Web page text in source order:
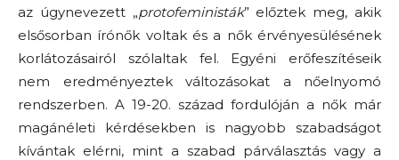
az úgynevezett „protofeministák” előztek meg, akik
elsősorban írónők voltak és a nők érvényesülésének
korlátozásairól szólaltak fel. Egyéni erőfeszítéseik
nem eredményeztek változásokat a nőelnyomó
rendszerben. A 19-20. század fordulóján a nők már
magánéleti kérdésekben is nagyobb szabadságot
kívántak elérni, mint a szabad párválasztás vagy a